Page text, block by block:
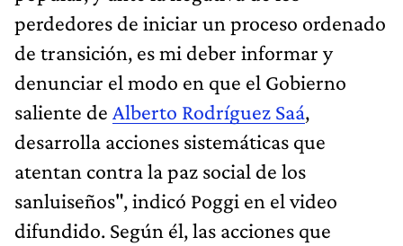
perdedores de iniciar un proceso ordenado
de transición, es mi deber informar y
denunciar el modo en que el Gobierno
saliente de Alberto Rodríguez Saá,
desarrolla acciones sistemáticas que
atentan contra la paz social de los
sanluiseños", indicó Poggi en el video
difundido. Según él, las acciones que